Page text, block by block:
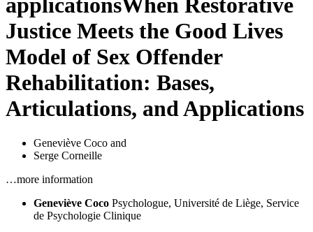
Justice Meets the Good Lives
Model of Sex Offender
Rehabilitation: Bases,
Articulations, and Applications
Geneviève Coco and
Serge Corneille
…more information
Geneviève Coco Psychologue, Université de Liège, Service
de Psychologie Clinique